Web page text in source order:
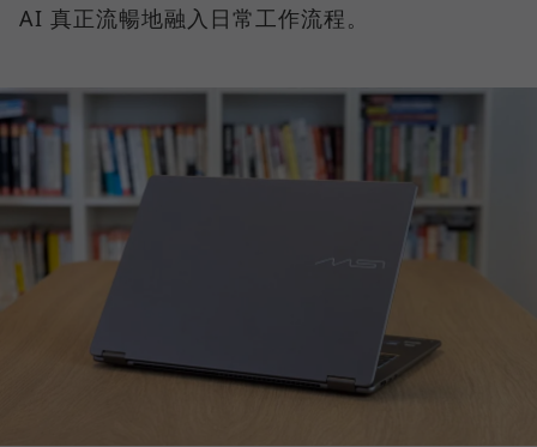
AI 真正流暢地融入日常工作流程。